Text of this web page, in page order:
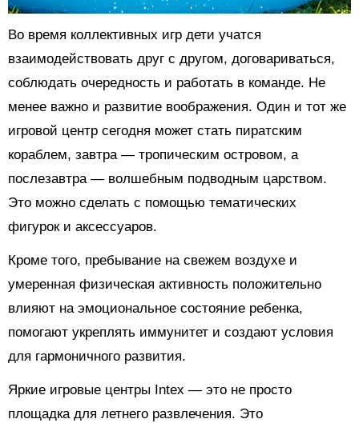
Во время коллективных игр дети учатся
взаимодействовать друг с другом, договариваться,
соблюдать очередность и работать в команде. Не
менее важно и развитие воображения. Один и тот же
игровой центр сегодня может стать пиратским
кораблем, завтра — тропическим островом, а
послезавтра — волшебным подводным царством.
Это можно сделать с помощью тематических
фигурок и аксессуаров.
Кроме того, пребывание на свежем воздухе и
умеренная физическая активность положительно
влияют на эмоциональное состояние ребенка,
помогают укреплять иммунитет и создают условия
для гармоничного развития.
Яркие игровые центры Intex — это не просто
площадка для летнего развлечения. Это